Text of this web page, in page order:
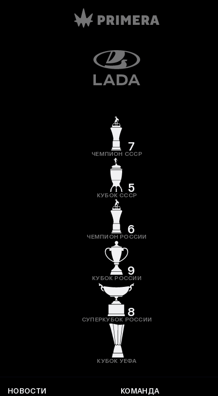
7
ЧЕМПИОН СССР
5
КУБОК СССР
6
ЧЕМПИОН РОССИИ
9
КУБОК РОССИИ
8
СУПЕРКУБОК РОССИИ
КУБОК УЕФА
НОВОСТИ КОМАНДА